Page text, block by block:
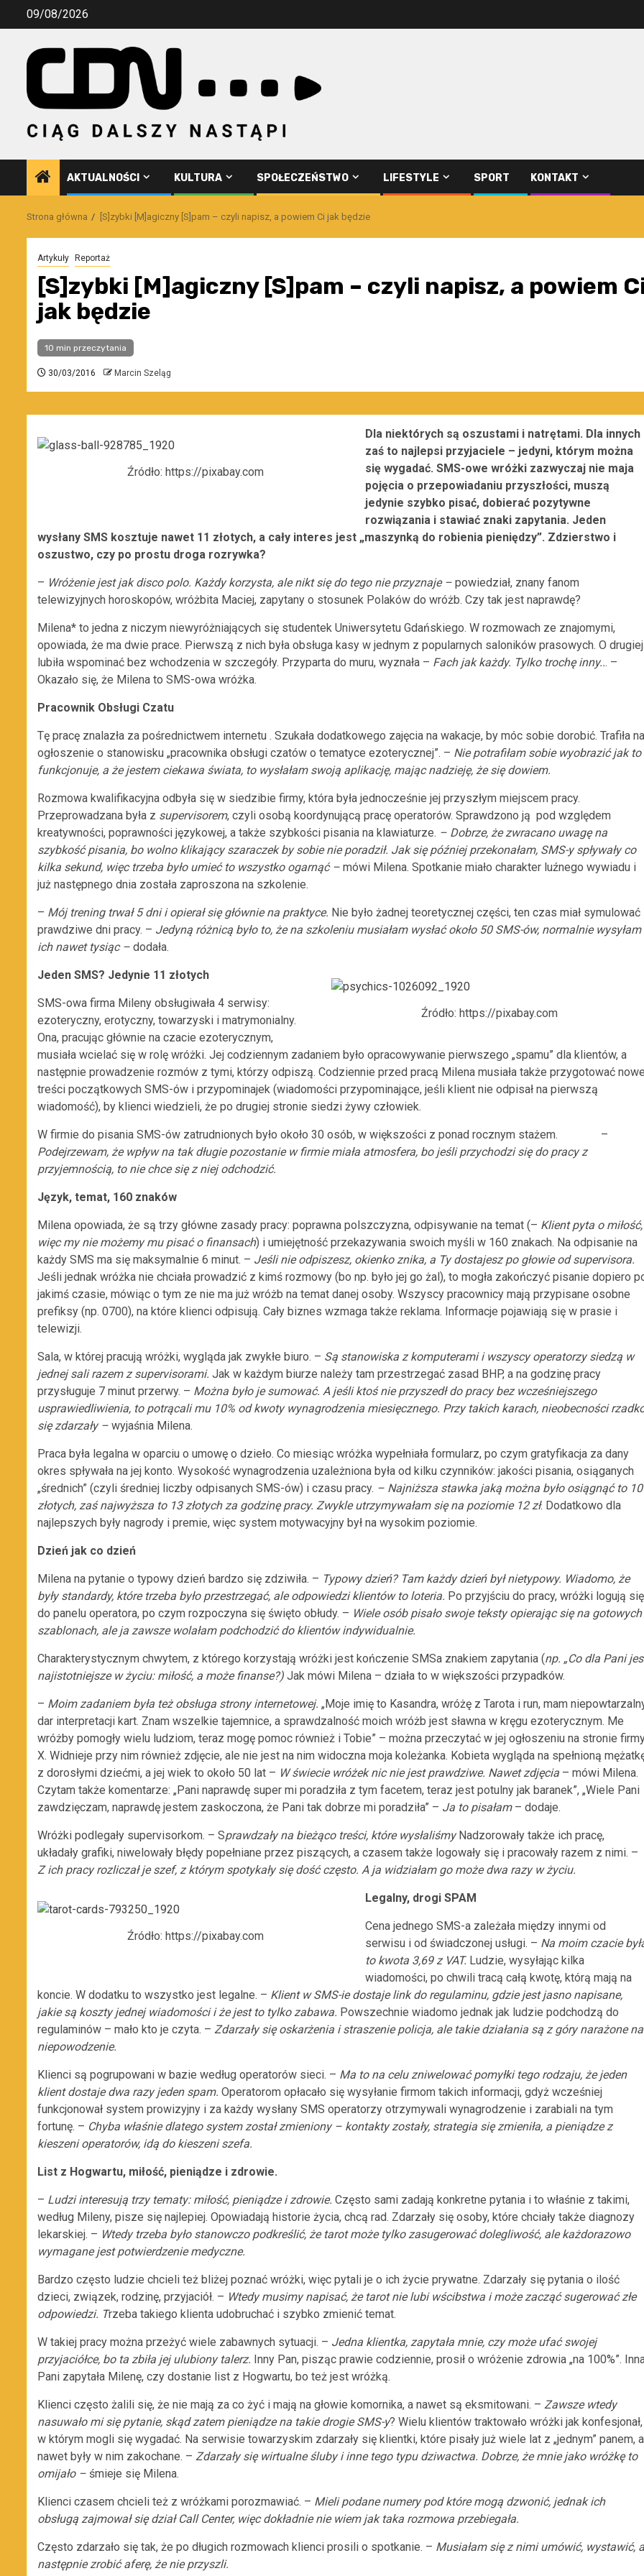
Przejdź09/08/2026
AKTUALNOŚCI KULTURA SPOŁECZEŃSTWO LIFESTYLE SPORT KONTAKT
Strona główna [S]zybki [M]agiczny [S]pam – czyli napisz, a powiem Ci jak będzie
Artykuły Reportaż
[S]zybki [M]agiczny [S]pam – czyli napisz, a powiem
jak będzie
10 min przeczytania
30/03/2016 Marcin Szeląg
Źródło: https://pixabay.com
Dla niektórych są oszustami i natrętami. Dla innych
zaś to najlepsi przyjaciele – jedyni, którym można
się wygadać. SMS-owe wróżki zazwyczaj nie maja
pojęcia o przepowiadaniu przyszłości, muszą
jedynie szybko pisać, dobierać pozytywne
rozwiązania i stawiać znaki zapytania. Jeden
wysłany SMS kosztuje nawet 11 złotych, a cały interes jest „maszynką do robienia pieniędzy”. Zdzierstwo i
oszustwo, czy po prostu droga rozrywka?
– Wróżenie jest jak disco polo. Każdy korzysta, ale nikt się do tego nie przyznaje – powiedział, znany fanom
telewizyjnych horoskopów, wróżbita Maciej, zapytany o stosunek Polaków do wróżb. Czy tak jest naprawdę?
Milena* to jedna z niczym niewyróżniających się studentek Uniwersytetu Gdańskiego. W rozmowach ze znajomymi,
opowiada, że ma dwie prace. Pierwszą z nich była obsługa kasy w jednym z popularnych saloników prasowych. O drugiej
lubiła wspominać bez wchodzenia w szczegóły. Przyparta do muru, wyznała – Fach jak każdy. Tylko trochę inny... –
Okazało się, że Milena to SMS-owa wróżka.
Pracownik Obsługi Czatu
Tę pracę znalazła za pośrednictwem internetu . Szukała dodatkowego zajęcia na wakacje, by móc sobie dorobić. Trafiła na
ogłoszenie o stanowisku „pracownika obsługi czatów o tematyce ezoterycznej”. – Nie potrafiłam sobie wyobrazić jak to
funkcjonuje, a że jestem ciekawa świata, to wysłałam swoją aplikację, mając nadzieję, że się dowiem.
Rozmowa kwalifikacyjna odbyła się w siedzibie firmy, która była jednocześnie jej przyszłym miejscem pracy.
Przeprowadzana była z supervisorem, czyli osobą koordynującą pracę operatorów. Sprawdzono ją pod względem
kreatywności, poprawności językowej, a także szybkości pisania na klawiaturze. – Dobrze, że zwracano uwagę na
szybkość pisania, bo wolno klikający szaraczek by sobie nie poradził. Jak się później przekonałam, SMS-y spływały co
kilka sekund, więc trzeba było umieć to wszystko ogarnąć – mówi Milena. Spotkanie miało charakter luźnego wywiadu i
już następnego dnia została zaproszona na szkolenie.
– Mój trening trwał 5 dni i opierał się głównie na praktyce. Nie było żadnej teoretycznej części, ten czas miał symulować
prawdziwe dni pracy. – Jedyną różnicą było to, że na szkoleniu musiałam wysłać około 50 SMS-ów, normalnie wysyłam
ich nawet tysiąc – dodała.
Źródło: https://pixabay.com
Jeden SMS? Jedynie 11 złotych
SMS-owa firma Mileny obsługiwała 4 serwisy:
ezoteryczny, erotyczny, towarzyski i matrymonialny.
Ona, pracując głównie na czacie ezoterycznym,
musiała wcielać się w rolę wróżki. Jej codziennym zadaniem było opracowywanie pierwszego „spamu” dla klientów, a
następnie prowadzenie rozmów z tymi, którzy odpiszą. Codziennie przed pracą Milena musiała także przygotować
treści początkowych SMS-ów i przypominajek (wiadomości przypominające, jeśli klient nie odpisał na pierwszą
wiadomość), by klienci wiedzieli, że po drugiej stronie siedzi żywy człowiek.
W firmie do pisania SMS-ów zatrudnionych było około 30 osób, w większości z ponad rocznym stażem. –
Podejrzewam, że wpływ na tak długie pozostanie w firmie miała atmosfera, bo jeśli przychodzi się do pracy z
przyjemnością, to nie chce się z niej odchodzić.
Język, temat, 160 znaków
Milena opowiada, że są trzy główne zasady pracy: poprawna polszczyzna, odpisywanie na temat (– Klient pyta o miłość,
więc my nie możemy mu pisać o finansach) i umiejętność przekazywania swoich myśli w 160 znakach. Na odpisanie na
każdy SMS ma się maksymalnie 6 minut. – Jeśli nie odpiszesz, okienko znika, a Ty dostajesz po głowie od supervisora.
Jeśli jednak wróżka nie chciała prowadzić z kimś rozmowy (bo np. było jej go żal), to mogła zakończyć pisanie dopiero
jakimś czasie, mówiąc o tym ze nie ma już wróżb na temat danej osoby. Wszyscy pracownicy mają przypisane osobne
prefiksy (np. 0700), na które klienci odpisują. Cały biznes wzmaga także reklama. Informacje pojawiają się w prasie i
telewizji.
Sala, w której pracują wróżki, wygląda jak zwykłe biuro. – Są stanowiska z komputerami i wszyscy operatorzy siedzą w
jednej sali razem z supervisorami. Jak w każdym biurze należy tam przestrzegać zasad BHP, a na godzinę pracy
przysługuje 7 minut przerwy. – Można było je sumować. A jeśli ktoś nie przyszedł do pracy bez wcześniejszego
usprawiedliwienia, to potrącali mu 10% od kwoty wynagrodzenia miesięcznego. Przy takich karach, nieobecności
się zdarzały – wyjaśnia Milena.
Praca była legalna w oparciu o umowę o dzieło. Co miesiąc wróżka wypełniała formularz, po czym gratyfikacja za dany
okres spływała na jej konto. Wysokość wynagrodzenia uzależniona była od kilku czynników: jakości pisania, osiąganych
„średnich” (czyli średniej liczby odpisanych SMS-ów) i czasu pracy. – Najniższa stawka jaką można było osiągnąć to 10
złotych, zaś najwyższa to 13 złotych za godzinę pracy. Zwykle utrzymywałam się na poziomie 12 zł. Dodatkowo dla
najlepszych były nagrody i premie, więc system motywacyjny był na wysokim poziomie.
Dzień jak co dzień
Milena na pytanie o typowy dzień bardzo się zdziwiła. – Typowy dzień? Tam każdy dzień był nietypowy. Wiadomo, że
były standardy, które trzeba było przestrzegać, ale odpowiedzi klientów to loteria. Po przyjściu do pracy, wróżki logują się
do panelu operatora, po czym rozpoczyna się święto obłudy. – Wiele osób pisało swoje teksty opierając się na gotowych
szablonach, ale ja zawsze wolałam podchodzić do klientów indywidualnie.
Charakterystycznym chwytem, z którego korzystają wróżki jest kończenie SMSa znakiem zapytania (np. „Co dla Pani
najistotniejsze w życiu: miłość, a może finanse?) Jak mówi Milena – działa to w większości przypadków.
– Moim zadaniem była też obsługa strony internetowej. „Moje imię to Kasandra, wróżę z Tarota i run, mam
dar interpretacji kart. Znam wszelkie tajemnice, a sprawdzalność moich wróżb jest sławna w kręgu ezoterycznym. Me
wróżby pomogły wielu ludziom, teraz mogę pomoc również i Tobie” – można przeczytać w jej ogłoszeniu na stronie
X. Widnieje przy nim również zdjęcie, ale nie jest na nim widoczna moja koleżanka. Kobieta wygląda na spełnioną
z dorosłymi dziećmi, a jej wiek to około 50 lat – W świecie wróżek nic nie jest prawdziwe. Nawet zdjęcia – mówi Milena.
Czytam także komentarze: „Pani naprawdę super mi poradziła z tym facetem, teraz jest potulny jak baranek”, „Wiele Pani
zawdzięczam, naprawdę jestem zaskoczona, że Pani tak dobrze mi poradziła” – Ja to pisałam– dodaje.
Wróżki podlegały supervisorkom. – Sprawdzały na bieżąco treści, które wysłaliśmyNadzorowały także ich pracę,
układały grafiki, niwelowały błędy popełniane przez piszących, a czasem także logowały się i pracowały razem z nimi. –
Z ich pracy rozliczał je szef, z którym spotykały się dość często. A ja widziałam go może dwa razy w życiu.
Źródło: https://pixabay.com
Legalny, drogi SPAM
Cena jednego SMS-a zależała między innymi od
serwisu i od świadczonej usługi. – Na moim czacie
to kwota 3,69 z VAT. Ludzie, wysyłając kilka
wiadomości, po chwili tracą całą kwotę, którą mają na
koncie. W dodatku to wszystko jest legalne. – Klient w SMS-ie dostaje link do regulaminu, gdzie jest jasno napisane,
jakie są koszty jednej wiadomości i że jest to tylko zabawa. Powszechnie wiadomo jednak jak ludzie podchodzą do
regulaminów – mało kto je czyta. – Zdarzały się oskarżenia i straszenie policja, ale takie działania są z góry narażone na
niepowodzenie.
Klienci są pogrupowani w bazie według operatorów sieci. – Ma to na celu zniwelować pomyłki tego rodzaju, że jeden
klient dostaje dwa razy jeden spam. Operatorom opłacało się wysyłanie firmom takich informacji, gdyż wcześniej
funkcjonował system prowizyjny i za każdy wysłany SMS operatorzy otrzymywali wynagrodzenie i zarabiali na tym
fortunę. – Chyba właśnie dlatego system został zmieniony – kontakty zostały, strategia się zmieniła, a pieniądze z
kieszeni operatorów, idą do kieszeni szefa.
List z Hogwartu, miłość, pieniądze i zdrowie.
– Ludzi interesują trzy tematy: miłość, pieniądze i zdrowie. Często sami zadają konkretne pytania i to właśnie z takimi,
według Mileny, pisze się najlepiej. Opowiadają historie życia, chcą rad. Zdarzały się osoby, które chciały także diagnozy
lekarskiej. – Wtedy trzeba było stanowczo podkreślić, że tarot może tylko zasugerować dolegliwość, ale każdorazowo
wymagane jest potwierdzenie medyczne.
Bardzo często ludzie chcieli też bliżej poznać wróżki, więc pytali je o ich życie prywatne. Zdarzały się pytania o ilość
dzieci, związek, rodzinę, przyjaciół. – Wtedy musimy napisać, że tarot nie lubi wścibstwa i może zacząć sugerować złe
odpowiedzi. Trzeba takiego klienta udobruchać i szybko zmienić temat.
W takiej pracy można przeżyć wiele zabawnych sytuacji. – Jedna klientka, zapytała mnie, czy może ufać swojej
przyjaciółce, bo ta zbiła jej ulubiony talerz. Inny Pan, pisząc prawie codziennie, prosił o wróżenie zdrowia „na 100%”.
Pani zapytała Milenę, czy dostanie list z Hogwartu, bo też jest wróżką.
Klienci często żalili się, że nie mają za co żyć i mają na głowie komornika, a nawet są eksmitowani. – Zawsze wtedy
nasuwało mi się pytanie, skąd zatem pieniądze na takie drogie SMS-y? Wielu klientów traktowało wróżki jak konfesjonał,
w którym mogli się wygadać. Na serwisie towarzyskim zdarzały się klientki, które pisały już wiele lat z „jednym” panem, a
nawet były w nim zakochane. – Zdarzały się wirtualne śluby i inne tego typu dziwactwa. Dobrze, że mnie jako wróżkę to
omijało – śmieje się Milena.
Klienci czasem chcieli też z wróżkami porozmawiać. – Mieli podane numery pod które mogą dzwonić, jednak ich
obsługą zajmował się dział Call Center, więc dokładnie nie wiem jak taka rozmowa przebiegała.
Często zdarzało się tak, że po długich rozmowach klienci prosili o spotkanie. – Musiałam się z nimi umówić, wystawić, a
następnie zrobić aferę, że nie przyszli.